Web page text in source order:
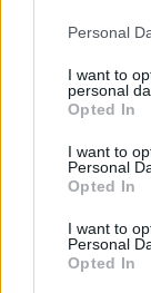
Personal
I want to
personal
Opted In
I want to
Personal
Opted In
I want to
Personal
Opted In
La Laura
Irene Vilar,
Moltes gràcies